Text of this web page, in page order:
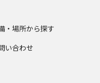
・場所から探す
い合わせ